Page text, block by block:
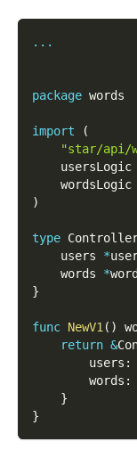
...
package words
import
(
"star/api/
    usersLogic
    wordsLogic
)
type
    users
*
    words
*
}
func NewV1( )
return &
        users
:
        words
:
}
}